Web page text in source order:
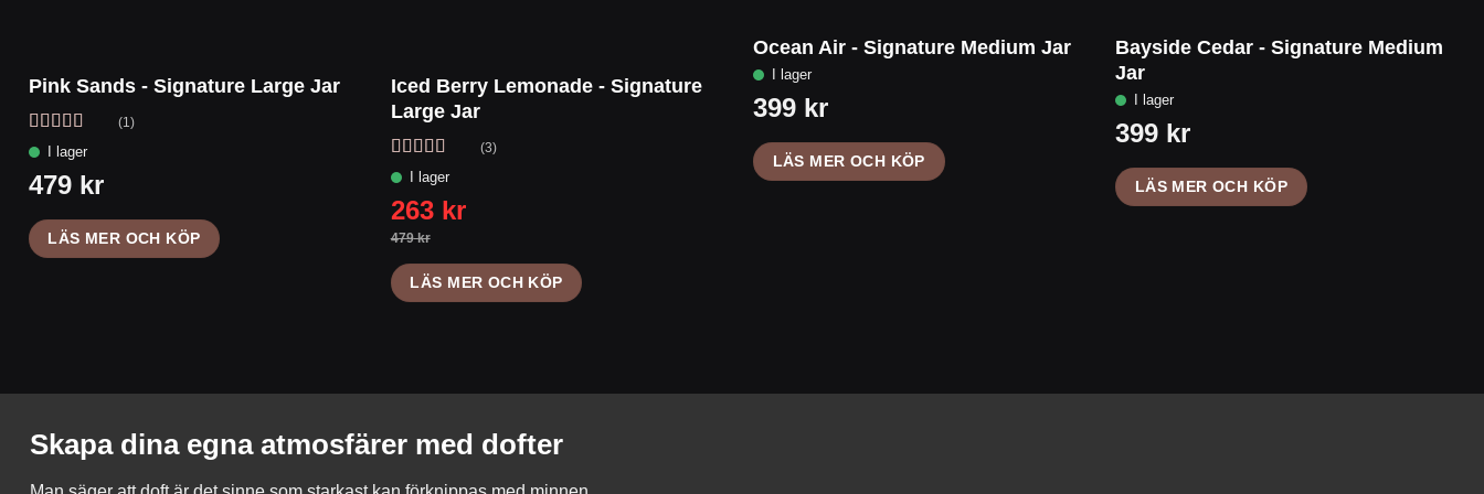
Pink Sands - Signature Large Jar
Betygsatt
av 5
(1)
LÄS MER OCH KÖP
Iced Berry Lemonade - Signature
Large Jar
Betygsatt
(3)
LÄS MER OCH KÖP
Ocean Air - Signature Medium Jar
LÄS MER OCH KÖP
Bayside Cedar - Signature Medium
Jar
LÄS MER OCH KÖP
Skapa dina egna atmosfärer med dofter